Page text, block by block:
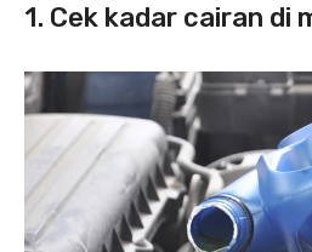
1. Cek kadar cairan di